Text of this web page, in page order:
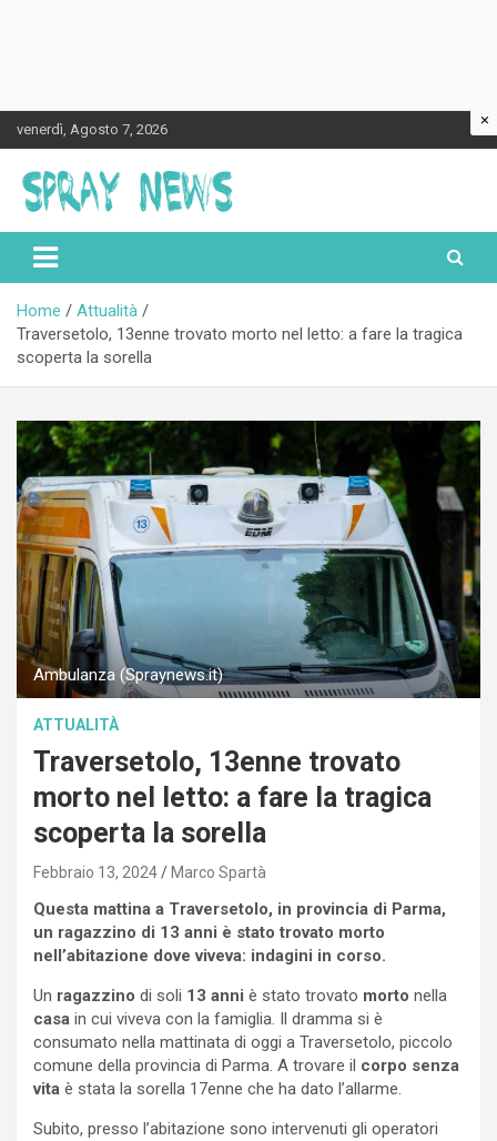
to
content
venerdì, Agosto 7, 2026
Spraynews.it
Home
Attualità
Traversetolo, 13enne trovato morto nel letto: a fare la tragica
scoperta la sorella
Ambulanza (Spraynews.it)
ATTUALITÀ
Traversetolo, 13enne trovato
morto nel letto: a fare la tragica
scoperta la sorella
Febbraio 13, 2024 Marco Spartà
Questa mattina a Traversetolo, in provincia di Parma,
un ragazzino di 13 anni è stato trovato morto
nell’abitazione dove viveva: indagini in corso.
Un ragazzino di soli 13 anni è stato trovato morto nella
casa in cui viveva con la famiglia. Il dramma si è
consumato nella mattinata di oggi a Traversetolo, piccolo
comune della provincia di Parma. A trovare il corpo senza
vita è stata la sorella 17enne che ha dato l’allarme.
Subito, presso l’abitazione sono intervenuti gli operatori
×